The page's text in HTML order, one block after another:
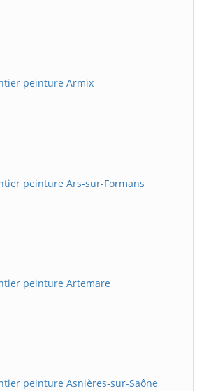
peinture Armix
peinture Ars-sur-Formans
peinture Artemare
peinture Asnières-sur-Saône